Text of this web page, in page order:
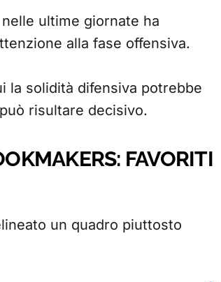
ultime giornate ha
alla fase offensiva.
la solidità difensiva potrebbe
risultare decisivo.
FAVORITI
un quadro piuttosto